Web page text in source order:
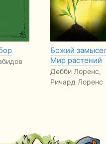
Божий
Мир растений
Дебби Лоренс,
Ричард Лоренс